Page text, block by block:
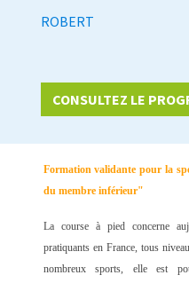
ROBERT
CONSULTEZ LE
Formation validante pour la
du membre inférieur"
La course à pied concerne
pratiquants en France, tous
nombreux sports, elle est